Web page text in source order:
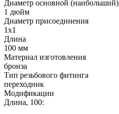
Диаметр основной (наибольший)
1 дюйм
Диаметр присоединения
1x1
Длина
100 мм
Материал изготовления
бронза
Тип резьбового фитинга
переходник
Модификации
Длина, 100: